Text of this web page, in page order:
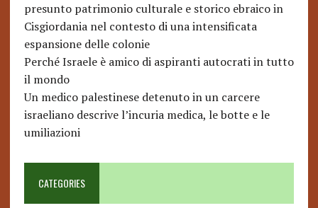
presunto patrimonio culturale e storico ebraico in
Cisgiordania nel contesto di una intensificata
espansione delle colonie
Perché Israele è amico di aspiranti autocrati in tutto
il mondo
Un medico palestinese detenuto in un carcere
israeliano descrive l’incuria medica, le botte e le
umiliazioni
CATEGORIES